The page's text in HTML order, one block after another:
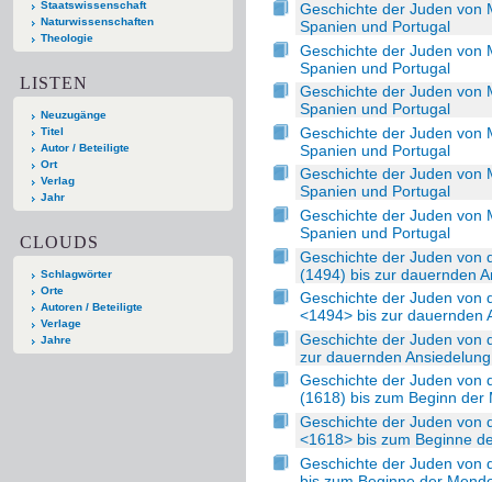
Staatswissenschaft
Naturwissenschaften
Theologie
LISTEN
Neuzugänge
Titel
Autor / Beteiligte
Ort
Verlag
Jahr
CLOUDS
Schlagwörter
Orte
Autoren / Beteiligte
Verlage
Jahre
Geschichte der Juden von
Spanien und Portugal
Geschichte der Juden von
Spanien und Portugal
Geschichte der Juden von
Spanien und Portugal
Geschichte der Juden von
Spanien und Portugal
Geschichte der Juden von
Spanien und Portugal
Geschichte der Juden von
Spanien und Portugal
Geschichte der Juden von
(1494) bis zur dauernden
Geschichte der Juden von
<1494> bis zur dauernden
Geschichte der Juden von
zur dauernden
Geschichte der Juden von
(1618) bis zum Beginn der
Geschichte der Juden von
<1618> bis zum Beginne
Geschichte der Juden von